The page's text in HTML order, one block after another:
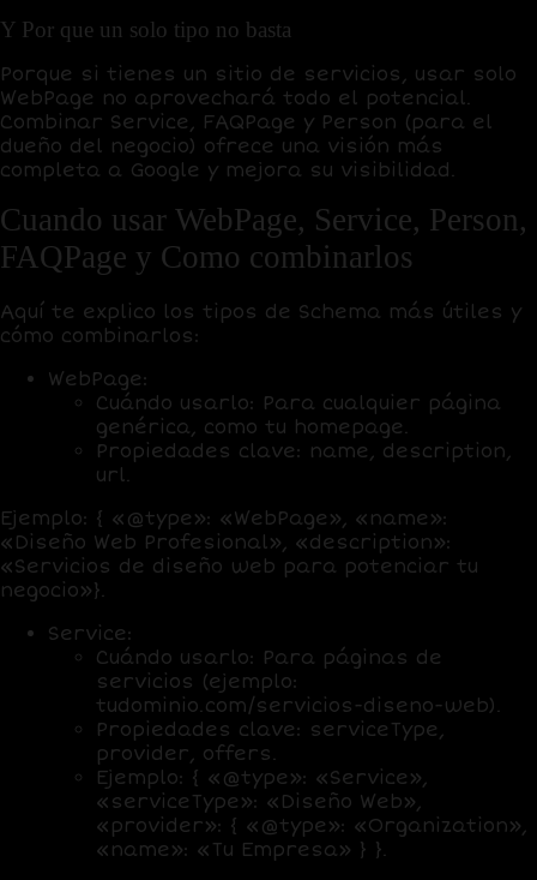
Y Por que un solo tipo no basta
Porque si tienes un sitio de servicios, usar solo
WebPage no aprovechará todo el potencial.
Combinar Service, FAQPage y Person (para el
dueño del negocio) ofrece una visión más
completa a Google y mejora su visibilidad.
Cuando usar WebPage, Service, Person,
FAQPage y Como combinarlos
Aquí te explico los tipos de Schema más útiles y
cómo combinarlos:
WebPage:
Cuándo usarlo: Para cualquier página
genérica, como tu homepage.
Propiedades clave: name, description,
url.
Ejemplo: { «@type»: «WebPage», «name»:
«Diseño Web Profesional», «description»:
«Servicios de diseño web para potenciar tu
negocio»}.
Service:
Cuándo usarlo: Para páginas de
servicios (ejemplo:
tudominio.com/servicios-diseno-web).
Propiedades clave: serviceType,
provider, offers.
Ejemplo: { «@type»: «Service»,
«serviceType»: «Diseño Web»,
«provider»: { «@type»: «Organization»,
«name»: «Tu Empresa» } }.